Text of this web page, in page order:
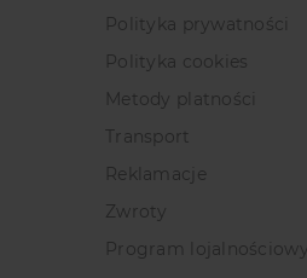
Polityka prywatności
Polityka cookies
Metody platności
Transport
Reklamacje
Zwroty
Program lojalnościowy